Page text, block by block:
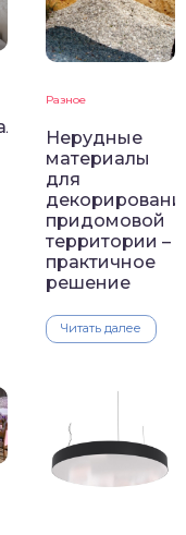
Разное
Нерудные
материалы
для
придомовой
территории –
практичное
решение
Читать далее